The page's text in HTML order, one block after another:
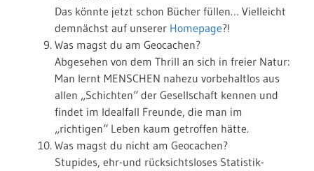
Das könnte jetzt schon Bücher füllen… Vielleicht
demnächst auf unserer Homepage?!
Was magst du am Geocachen?
Abgesehen von dem Thrill an sich in freier Natur:
Man lernt MENSCHEN nahezu vorbehaltlos aus
allen „Schichten“ der Gesellschaft kennen und
findet im Idealfall Freunde, die man im
„richtigen“ Leben kaum getroffen hätte.
Was magst du nicht am Geocachen?
Stupides, ehr-und rücksichtsloses Statistik-